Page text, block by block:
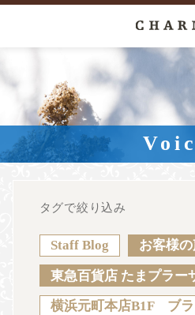
New
About
タグで絞り込み
Staff Blog お客様
東急百貨店 たまプラー
横浜元町本店B1F ブ